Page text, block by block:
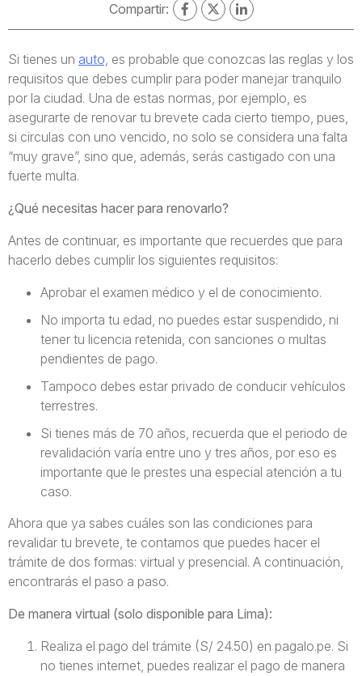
Compartir:
Si tienes un auto, es probable que conozcas las reglas y los
requisitos que debes cumplir para poder manejar tranquilo
por la ciudad. Una de estas normas, por ejemplo, es
asegurarte de renovar tu brevete cada cierto tiempo, pues,
si circulas con uno vencido, no solo se considera una falta
“muy grave”, sino que, además, serás castigado con una
fuerte multa.
¿Qué necesitas hacer para renovarlo?
Antes de continuar, es importante que recuerdes que para
hacerlo debes cumplir los siguientes requisitos:
Aprobar el examen médico y el de conocimiento.
No importa tu edad, no puedes estar suspendido, ni
tener tu licencia retenida, con sanciones o multas
pendientes de pago.
Tampoco debes estar privado de conducir vehículos
terrestres.
Si tienes más de 70 años, recuerda que el periodo de
revalidación varía entre uno y tres años, por eso es
importante que le prestes una especial atención a tu
caso.
Ahora que ya sabes cuáles son las condiciones para
revalidar tu brevete, te contamos que puedes hacer el
trámite de dos formas: virtual y presencial. A continuación,
encontrarás el paso a paso.
De manera virtual (solo disponible para Lima):
Realiza el pago del trámite (S/ 24.50) en pagalo.pe. Si
no tienes internet, puedes realizar el pago de manera